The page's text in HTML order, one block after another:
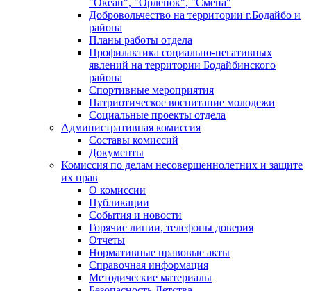
"Океан", "Орленок", "Смена"
Добровольчество на территории г.Бодайбо и
района
Планы работы отдела
Профилактика социально-негативных
явлений на территории Бодайбинского
района
Спортивные мероприятия
Патриотическое воспитание молодежи
Социальные проекты отдела
Административная комиссия
Составы комиссий
Документы
Комиссия по делам несовершеннолетних и защите
их прав
О комиссии
Публикации
События и новости
Горячие линии, телефоны доверия
Отчеты
Нормативные правовые акты
Справочная информация
Методические материалы